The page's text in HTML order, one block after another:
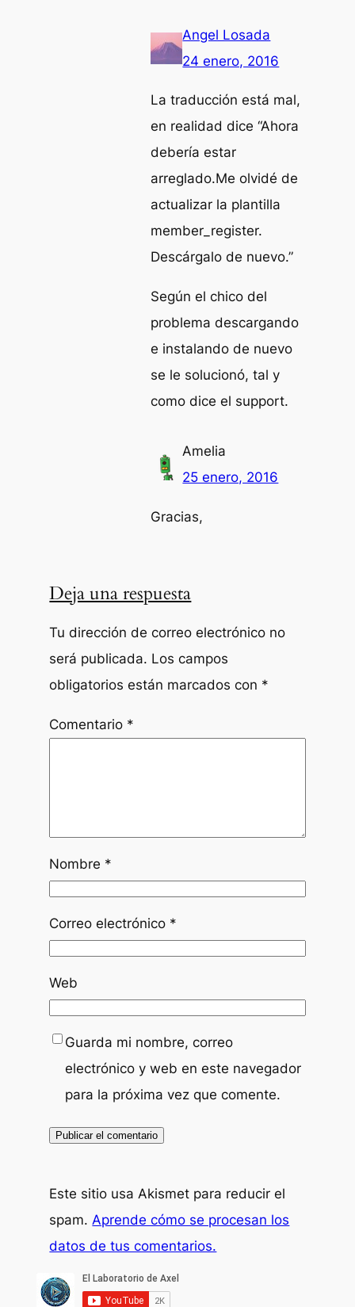
Angel Losada
24 enero, 2016
La traducción está mal,
en realidad dice “Ahora
debería estar
arreglado.Me olvidé de
actualizar la plantilla
member_register.
Descárgalo de nuevo.”
Según el chico del
problema descargando
e instalando de nuevo
se le solucionó, tal y
como dice el support.
Amelia
25 enero, 2016
Gracias,
Deja una respuesta
Tu dirección de correo electrónico no
será publicada. Los campos
obligatorios están marcados con *
Comentario *
Nombre *
Correo electrónico *
Web
Guarda mi nombre, correo
electrónico y web en este navegador
para la próxima vez que comente.
Este sitio usa Akismet para reducir el
spam.Aprende cómo se procesan los
datos de tus comentarios.